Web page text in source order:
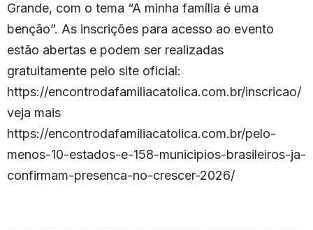
Grande, com o tema “A minha família é uma
benção”. As inscrições para acesso ao evento
estão abertas e podem ser realizadas
gratuitamente pelo site oficial:
https://encontrodafamiliacatolica.com.br/inscricao/
veja mais
https://encontrodafamiliacatolica.com.br/pelo-
menos-10-estados-e-158-municipios-brasileiros-ja-
confirmam-presenca-no-crescer-2026/